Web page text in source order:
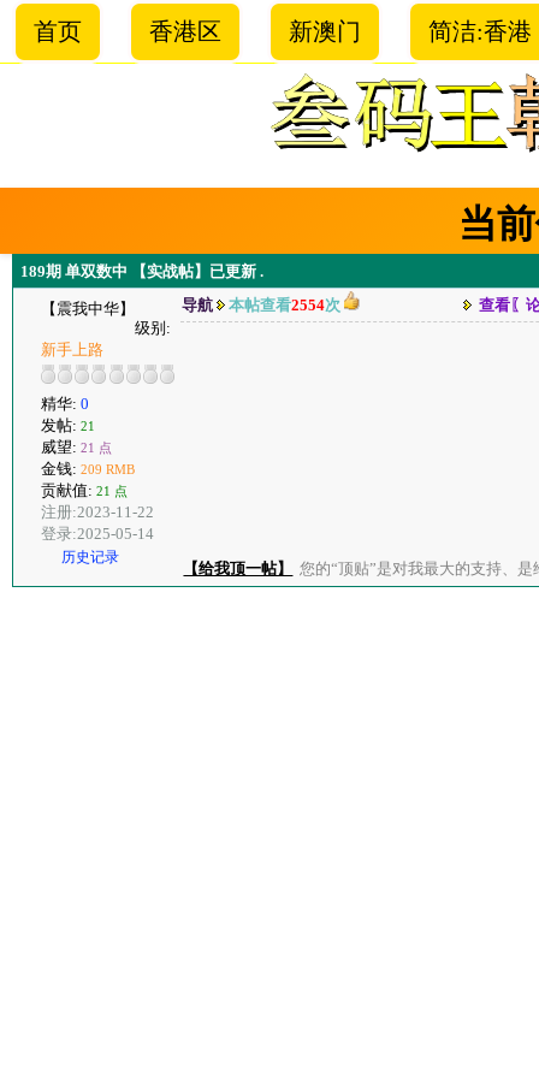
首页 香港区 新澳门 简洁:香港
当
189期 单双数中 【实战帖】已更新 .
【震我中华】
级别:
新手上路
精华: 0
发帖: 21
威望: 21 点
金钱: 209 RMB
贡献值: 21 点
注册:2023-11-22
登录:2025-05-14
历史记录
导航 本帖查看2554次 查看〖
【给我顶一帖】 您的“顶贴”是对我最大的支持、